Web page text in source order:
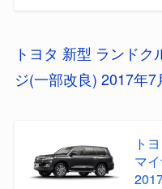
トヨタ 新型 ランド
ジ(一部改良) 2017年7
ト
マ